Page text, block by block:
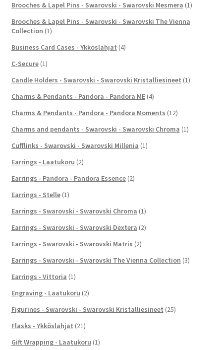
Brooches & Lapel Pins - Swarovski - Swarovski Mesmera (1)
Brooches & Lapel Pins - Swarovski - Swarovski The Vienna
Collection (1)
Business Card Cases - Ykköslahjat (4)
C-Secure (1)
Candle Holders - Swarovski - Swarovski Kristalliesineet (1)
Charms & Pendants - Pandora - Pandora ME (4)
Charms & Pendants - Pandora - Pandora Moments (12)
Charms and pendants - Swarovski - Swarovski Chroma (1)
Cufflinks - Swarovski - Swarovski Millenia (1)
Earrings - Laatukoru (2)
Earrings - Pandora - Pandora Essence (2)
Earrings - Stelle (1)
Earrings - Swarovski - Swarovski Chroma (1)
Earrings - Swarovski - Swarovski Dextera (2)
Earrings - Swarovski - Swarovski Matrix (2)
Earrings - Swarovski - Swarovski The Vienna Collection (3)
Earrings - Vittoria (1)
Engraving - Laatukoru (2)
Figurines - Swarovski - Swarovski Kristalliesineet (25)
Flasks - Ykköslahjat (21)
Gift Wrapping - Laatukoru (1)